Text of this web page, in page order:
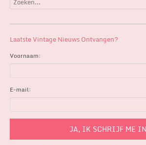
Laatste Vintage Nieuws Ontvangen?
Voornaam:
E-mail: